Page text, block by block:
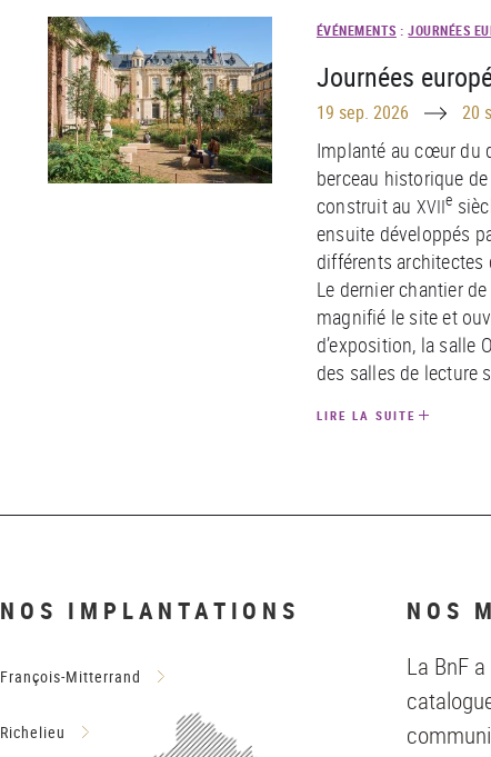
ÉVÉNEMENTS : JOURNÉES
Journées
19 sep. 2026 Until 20
Implanté au cœur du
berceau historique
construit au XVIIe
ensuite développés
différents architectes
Le dernier chantier
magnifié le site et
d’exposition, la salle
des salles de lecture
LIRE LA SUITE
NOS IMPLANTATIONS
François-Mitterrand
Richelieu
NOS
La BnF